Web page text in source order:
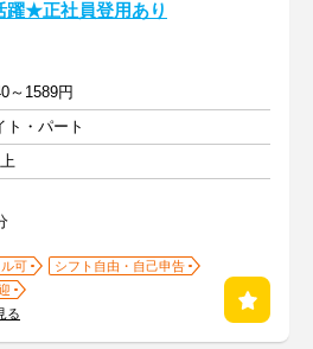
躍★正社員登用あり
～1589円
ト・パート
可
シフト自由・自己申告
る